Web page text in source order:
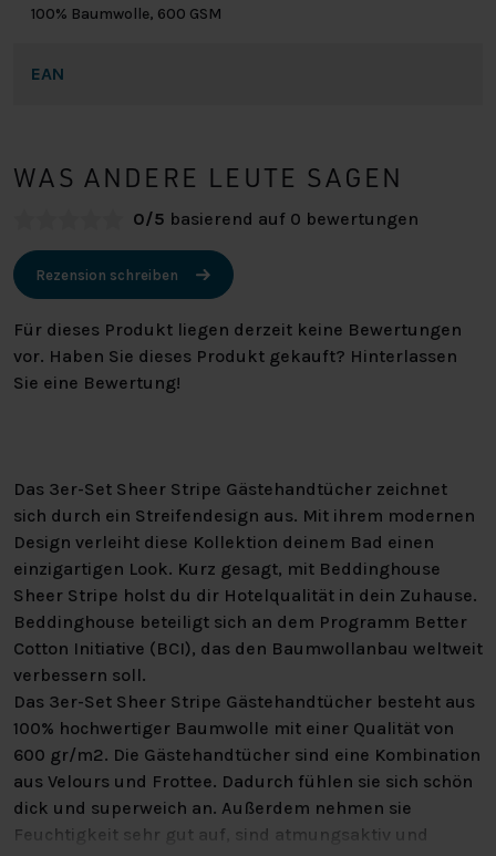
100% Baumwolle, 600 GSM
EAN
WAS ANDERE LEUTE SAGEN
0/5 basierend auf 0 bewertungen
Rezension schreiben
Für dieses Produkt liegen derzeit keine Bewertungen
vor. Haben Sie dieses Produkt gekauft? Hinterlassen
Sie eine Bewertung!
Das 3er-Set Sheer Stripe Gästehandtücher zeichnet
sich durch ein Streifendesign aus. Mit ihrem modernen
Design verleiht diese Kollektion deinem Bad einen
einzigartigen Look. Kurz gesagt, mit Beddinghouse
Sheer Stripe holst du dir Hotelqualität in dein Zuhause.
Beddinghouse beteiligt sich an dem Programm Better
Cotton Initiative (BCI), das den Baumwollanbau weltweit
verbessern soll.
Das 3er-Set Sheer Stripe Gästehandtücher besteht aus
100% hochwertiger Baumwolle mit einer Qualität von
600 gr/m2. Die Gästehandtücher sind eine Kombination
aus Velours und Frottee. Dadurch fühlen sie sich schön
dick und superweich an. Außerdem nehmen sie
Feuchtigkeit sehr gut auf, sind atmungsaktiv und